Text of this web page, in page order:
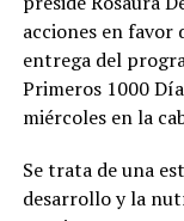
acciones en favor
entrega del
Primeros 1000
miércoles en la
Se trata de una
desarrollo y la